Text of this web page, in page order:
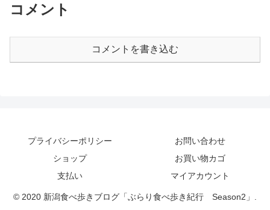
コメント
コメントを書き込む
プライバシーポリシー
お問い合わせ
ショップ
お買い物カゴ
支払い
マイアカウント
© 2020 新潟食べ歩きブログ「ぶらり食べ歩き紀行 Season2」.